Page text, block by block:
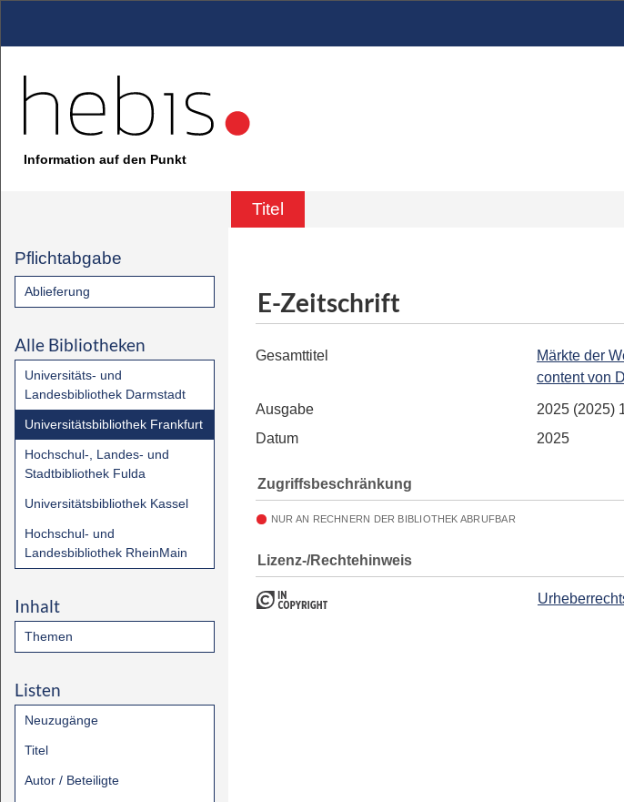
Information auf den Punkt
Titel
Pflichtabgabe
Ablieferung
Alle Bibliotheken
Universitäts- und
Landesbibliothek Darmstadt
Universitätsbibliothek Frankfurt
Hochschul-, Landes- und
Stadtbibliothek Fulda
Universitätsbibliothek Kassel
Hochschul- und
Landesbibliothek RheinMain
Inhalt
Themen
Listen
Neuzugänge
Titel
Autor / Beteiligte
E-Zeitschrift
Gesamttitel
Märkte der
content von
Ausgabe
2025 (2025)
Datum
2025
Zugriffsbeschränkung
NUR AN RECHNERN DER BIBLIOTHEK ABRUFBAR
Lizenz-/Rechtehinweis